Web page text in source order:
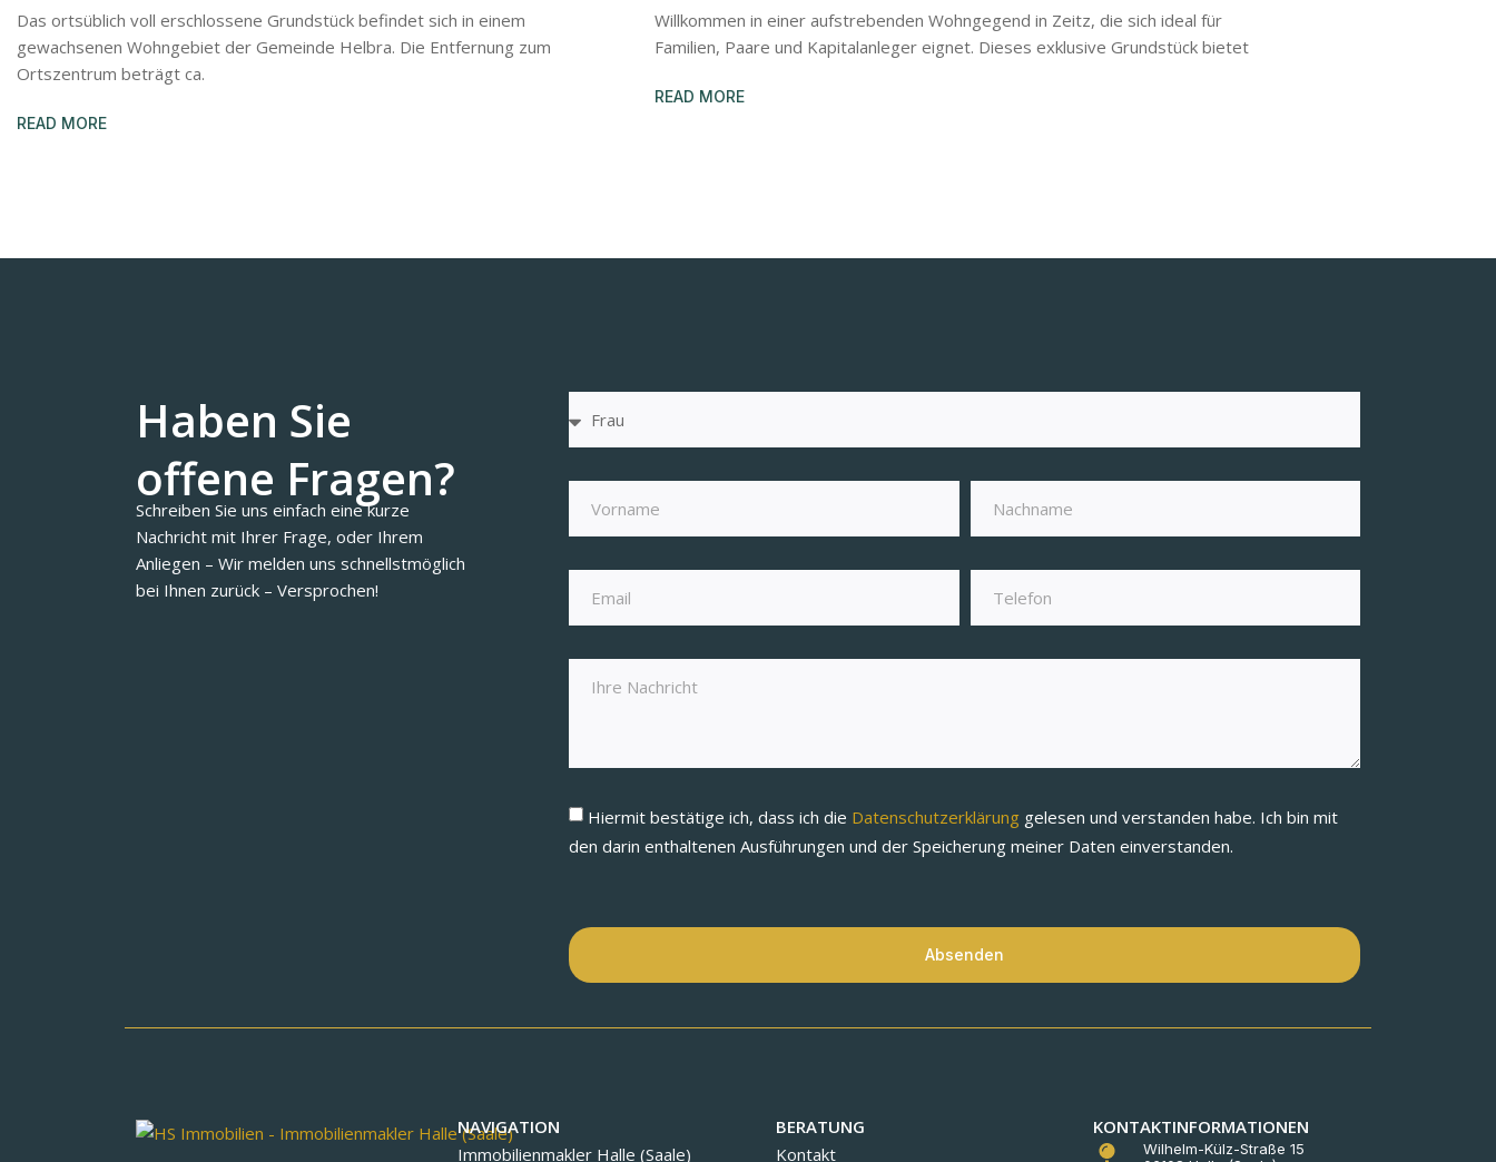
Das ortsüblich voll erschlossene Grundstück befindet sich in einem
gewachsenen Wohngebiet der Gemeinde Helbra. Die Entfernung zum
Ortszentrum beträgt ca.
READ MORE
Willkommen in einer aufstrebenden Wohngegend in Zeitz, die sich ideal für
Familien, Paare und Kapitalanleger eignet. Dieses exklusive Grundstück bietet
READ MORE
Haben Sie
offene Fragen?
Schreiben Sie uns einfach eine kurze
Nachricht mit Ihrer Frage, oder Ihrem
Anliegen – Wir melden uns schnellstmöglich
bei Ihnen zurück – Versprochen!
Hiermit bestätige ich, dass ich die Datenschutzerklärung gelesen und verstanden habe. Ich bin mit
den darin enthaltenen Ausführungen und der Speicherung meiner Daten einverstanden.
Absenden
NAVIGATION
Immobilienmakler Halle (Saale)
BERATUNG
Kontakt
KONTAKTINFORMATIONEN
Wilhelm-Külz-Straße 15